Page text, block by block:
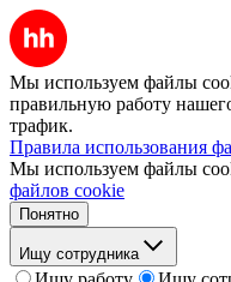
Мы используем файлы
правильную работу
трафик.
Правила использования
Мы используем файлы
файлов cookie
Понятно
Ищу сотрудника